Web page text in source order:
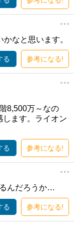
なと思います。
る 参考になる!
8,500万～なの
します。ライオン
る 参考になる!
んだろうか…
る 参考になる!